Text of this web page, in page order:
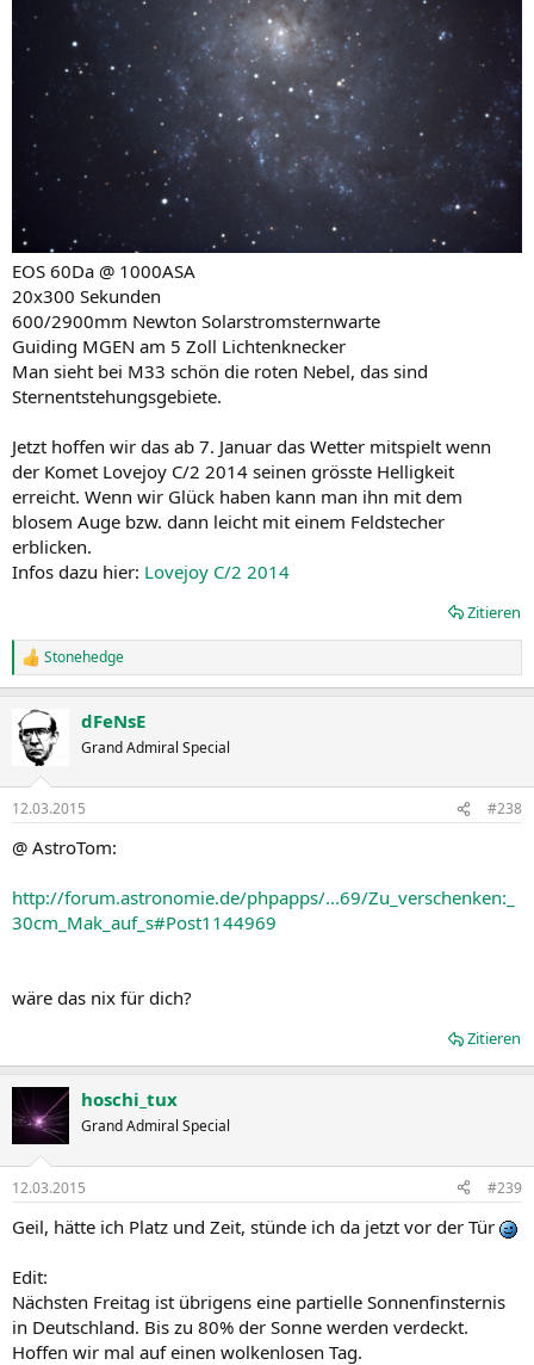
EOS 60Da @ 1000ASA
20x300 Sekunden
600/2900mm Newton Solarstromsternwarte
Guiding MGEN am 5 Zoll Lichtenknecker
Man sieht bei M33 schön die roten Nebel, das sind
Sternentstehungsgebiete.
Jetzt hoffen wir das ab 7. Januar das Wetter mitspielt wenn
der Komet Lovejoy C/2 2014 seinen grösste Helligkeit
erreicht. Wenn wir Glück haben kann man ihn mit dem
blosem Auge bzw. dann leicht mit einem Feldstecher
erblicken.
Infos dazu hier: Lovejoy C/2 2014
Zitieren
R
e
k
t
e
:
Stonehedge
dFeNsE
Grand Admiral Special
12.03.2015 #238
@ AstroTom:
http://forum.astronomie.de/phpapps/...69/Zu_verschenken:_
30cm_Mak_auf_s#Post1144969
wäre das nix für dich?
Zitieren
hoschi_tux
Grand Admiral Special
12.03.2015 #239
Geil, hätte ich Platz und Zeit, stünde ich da jetzt vor der Tür
Edit:
Nächsten Freitag ist übrigens eine partielle Sonnenfinsternis
in Deutschland. Bis zu 80% der Sonne werden verdeckt.
Hoffen wir mal auf einen wolkenlosen Tag.